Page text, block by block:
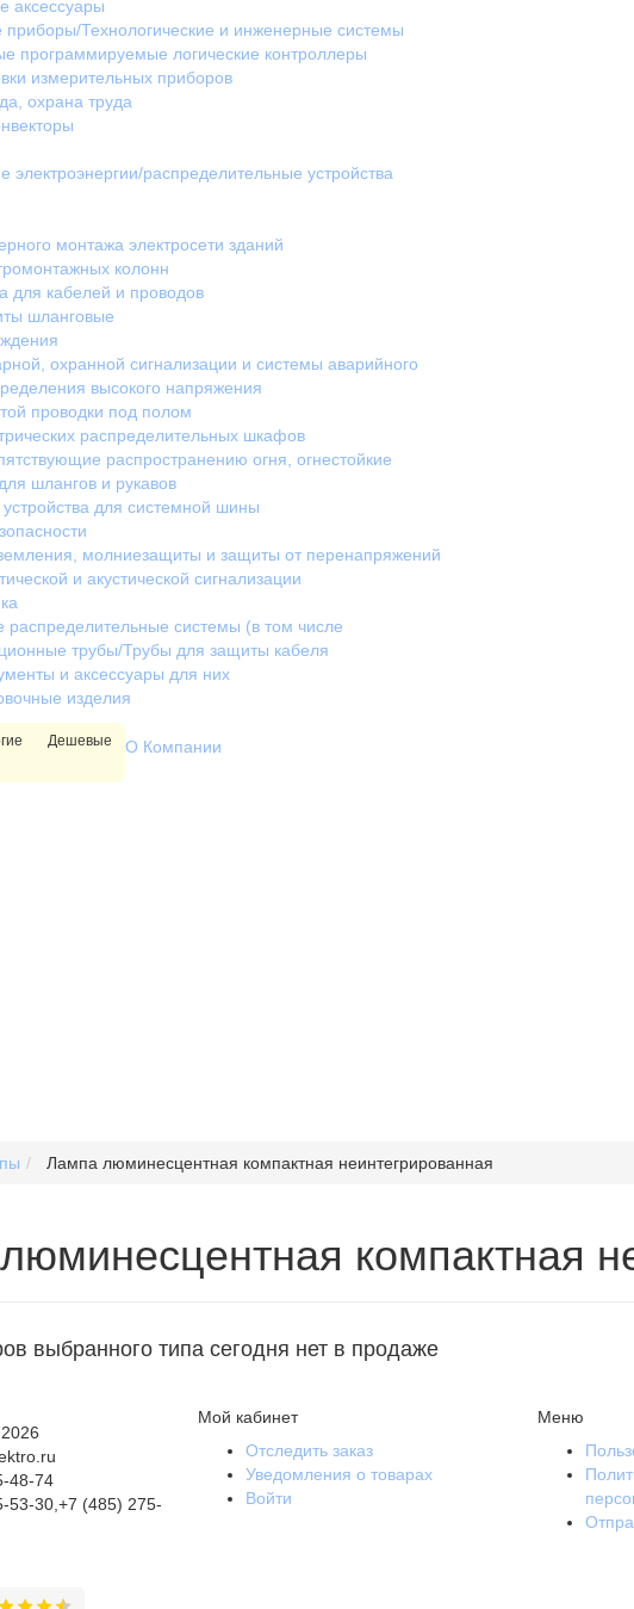
аксессуары
приборы/Технологические и инженерные системы
программируемые логические контроллеры
измерительных приборов
охрана труда
электроэнергии/распределительные устройства
монтажа электросети зданий
колонн
для кабелей и проводов
шланговые
охранной сигнализации и системы аварийного
высокого напряжения
проводки под полом
распределительных шкафов
распространению огня, огнестойкие
шлангов и рукавов
для системной шины
молниезащиты и защиты от перенапряжений
и акустической сигнализации
распределительные системы (в том числе
трубы/Трубы для защиты кабеля
и аксессуары для них
изделия
Дешевые О Компании
Лампа люминесцентная компактная неинтегрированная
компактная
выбранного типа сегодня нет в продаже
, 2026
48-74
53-30,+7 (485) 275-
Мой кабинет
Отследить заказ
Уведомления о товарах
Войти
Меню